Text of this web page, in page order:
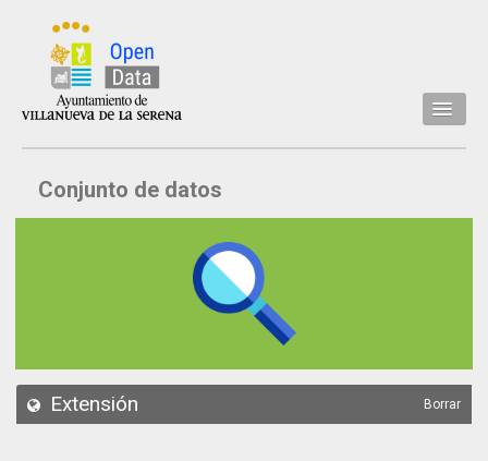
Inicio
Datos
API
Conjunto de datos
Extensión Borrar